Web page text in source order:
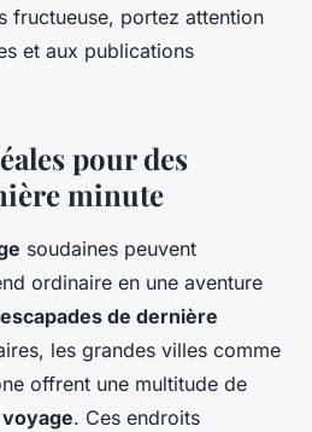
fructueuse, portez attention
et aux publications
pour des
minute
soudaines peuvent
ordinaire en une aventure
escapades de dernière
les grandes villes comme
offrent une multitude de
. Ces endroits